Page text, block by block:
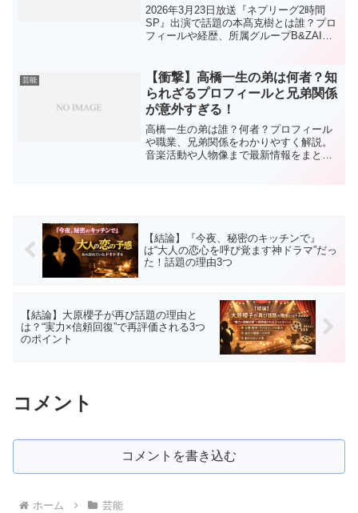
2026年3月23日放送『ネプリーグ2時間
SP』出演で話題の本髙克樹とは誰？プロ
フィールや経歴、所属グループB&ZAIの
芸能
【衝撃】高橋一生の弟は何者？知
られざるプロフィールと兄弟関係
が意外すぎる！
高橋一生の弟は誰？何者？プロフィール
や職業、兄弟関係をわかりやすく解説。
音楽活動や人物像まで最新情報をまとめ
【結論】『今夜、秘密のキッチンで』
は“大人の恋心を呼び覚ます神ドラマ”だっ
た！話題の理由3つ
【結論】大原櫻子が再び話題の理由と
は？“実力×信頼回復”で再評価される3つ
のポイント
コメント
コメントを書き込む
ホーム 芸能